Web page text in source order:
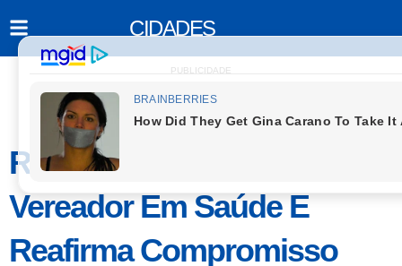
CIDADES
PUBLICIDADE
Robeval Pereira É Reeleito
Vereador Em Saúde E
Reafirma Compromisso